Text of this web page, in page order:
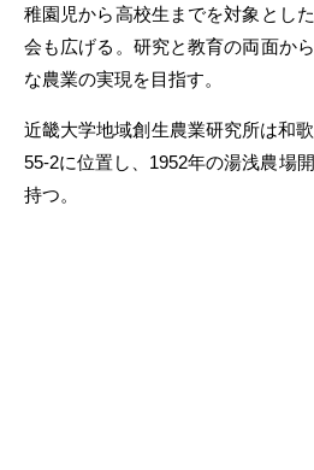
稚園児から高校生までを対象とし
会も広げる。研究と教育の両面か
な農業の実現を目指す。
近畿大学地域創生農業研究所は和
55-2に位置し、1952年の湯浅農場
持つ。